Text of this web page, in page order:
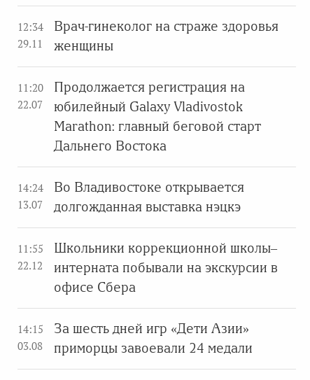
12:34
29.11
Врач-гинеколог на страже здоровья
женщины
11:20
22.07
Продолжается регистрация на
юбилейный Galaxy Vladivostok
Marathon: главный беговой старт
Дальнего Востока
14:24
13.07
Во Владивостоке открывается
долгожданная выставка нэцкэ
11:55
22.12
Школьники коррекционной школы–
интерната побывали на экскурсии в
офисе Сбера
14:15
03.08
За шесть дней игр «Дети Азии»
приморцы завоевали 24 медали